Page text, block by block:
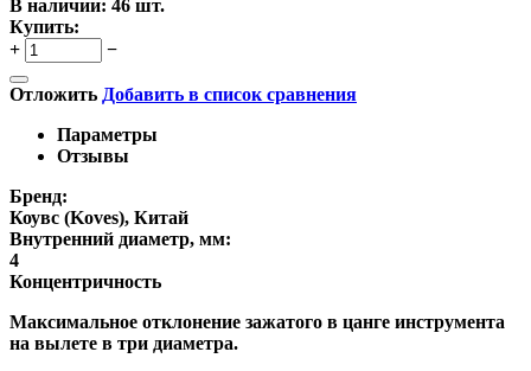
В наличии: 46 шт.
Купить:
+
−
Отложить Добавить в список сравнения
Параметры
Отзывы
Бренд:
Коувс (Koves), Китай
Внутренний диаметр, мм:
4
Концентричность
Максимальное отклонение зажатого в цанге инструмента
на вылете в три диаметра.